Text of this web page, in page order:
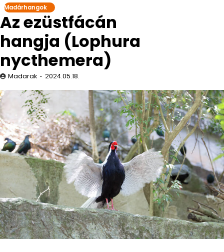
Madárhangok
Az ezüstfácán
hangja (Lophura
nycthemera)
Madarak 2024.05.18.